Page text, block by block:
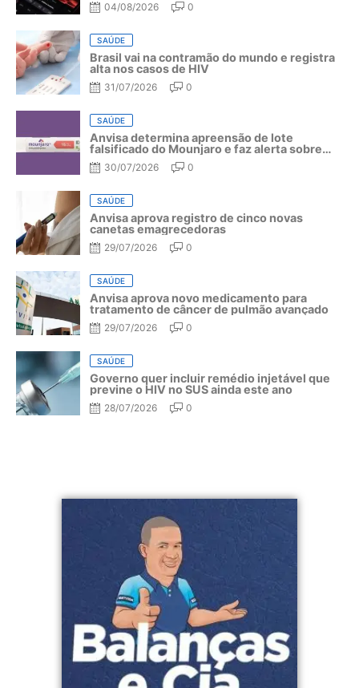
04/08/2026 0
SAÚDE
Brasil vai na contramão do mundo e registra
alta nos casos de HIV
31/07/2026 0
SAÚDE
Anvisa determina apreensão de lote
falsificado do Mounjaro e faz alerta sobre
riscos do medicamento
30/07/2026 0
SAÚDE
Anvisa aprova registro de cinco novas
canetas emagrecedoras
29/07/2026 0
SAÚDE
Anvisa aprova novo medicamento para
tratamento de câncer de pulmão avançado
29/07/2026 0
SAÚDE
Governo quer incluir remédio injetável que
previne o HIV no SUS ainda este ano
28/07/2026 0